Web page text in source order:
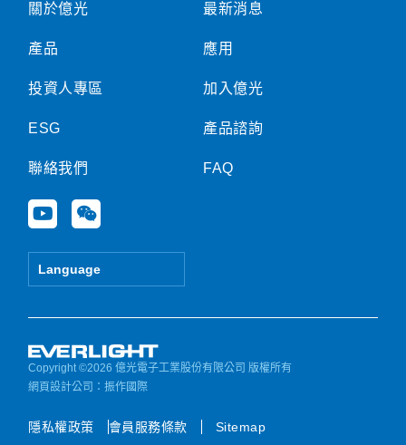
關於億光
產品
投資人專區
ESG
聯絡我們
Y
o
u
e
W
e
i
Language
最新消息
應用
加入億光
產品諮詢
FAQ
Copyright ©2026 億光電子工業股份有限公司 版權所有
網頁設計公司 ：振作國際
隱私權政策 會員服務條款 Sitemap